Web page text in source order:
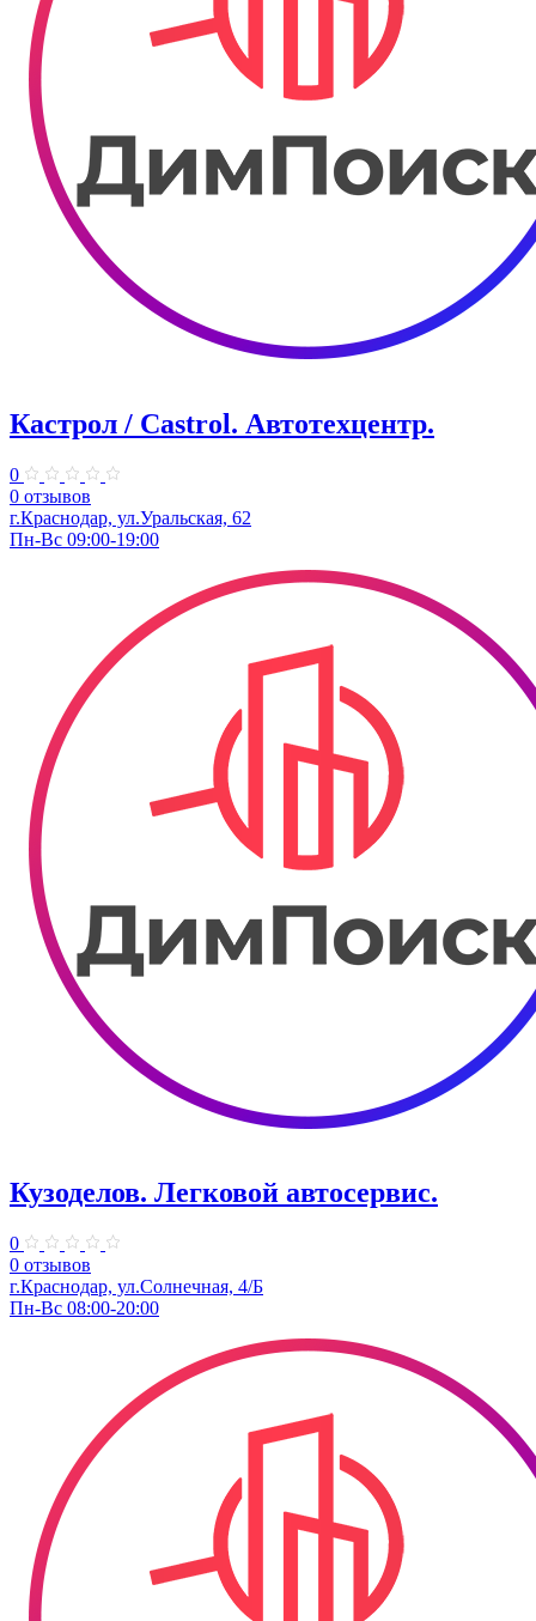
Кастрол / Castrol. Автотехцентр.
0
0 отзывов
г.Краснодар, ул.Уральская, 62
Пн-Вс 09:00-19:00
Кузоделов. ​Легковой автосервис.
0
0 отзывов
г.Краснодар, ул.Солнечная, 4/Б
Пн-Вс 08:00-20:00